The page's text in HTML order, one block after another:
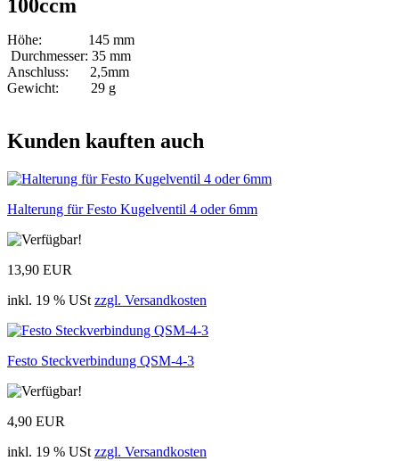
100ccm
Höhe: 145 mm
Durchmesser: 35 mm
Anschluss: 2,5mm
Gewicht: 29 g
Kunden kauften auch
Halterung für Festo Kugelventil 4 oder 6mm
13,90 EUR
inkl. 19 % USt zzgl. Versandkosten
Festo Steckverbindung QSM-4-3
4,90 EUR
inkl. 19 % USt zzgl. Versandkosten